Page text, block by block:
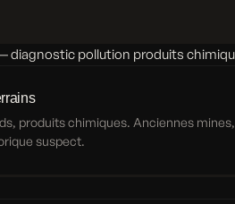
produits chimiques. Anciennes mines,
suspect.